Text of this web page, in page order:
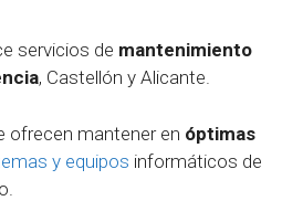
servicios de mantenimiento
, Castellón y Alicante.
ofrecen mantener en óptimas
y equipos informáticos de